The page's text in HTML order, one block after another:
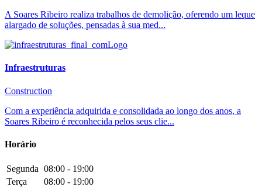
A Soares Ribeiro realiza trabalhos de demolição, oferendo um leque
alargado de soluções, pensadas à sua med...
Infraestruturas
Construction
Com a experiência adquirida e consolidada ao longo dos anos, a
Soares Ribeiro é reconhecida pelos seus clie...
Horário
Segunda 08:00 - 19:00
Terça
08:00 - 19:00